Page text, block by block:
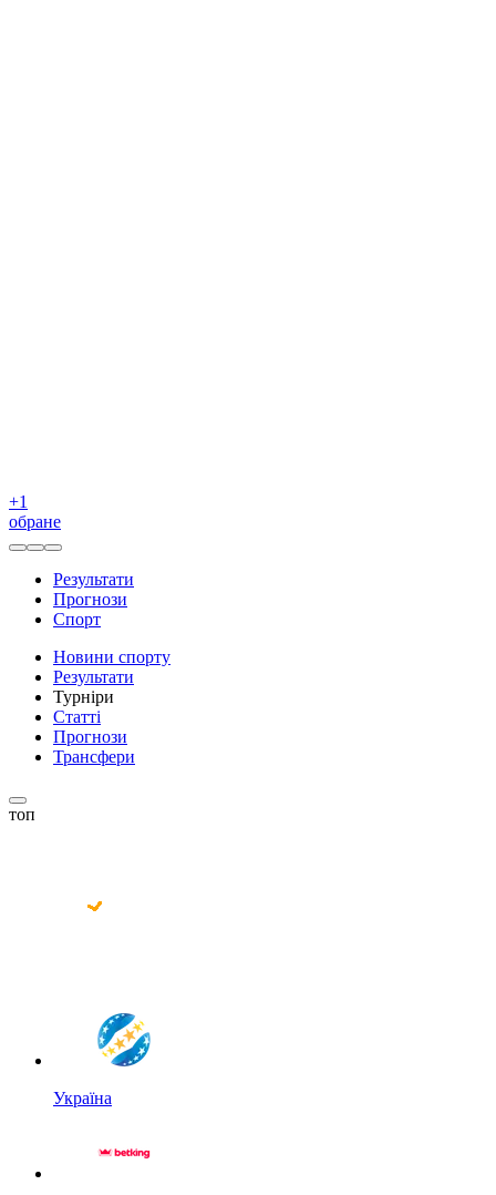
+1
обране
Результати
Прогнози
Спорт
Новини спорту
Результати
Турніри
Статті
Прогнози
Трансфери
топ
Україна